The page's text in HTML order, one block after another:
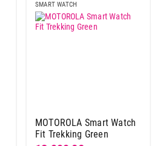
SMART WATCH
MOTOROLA Smart Watch
Fit Trekking Green